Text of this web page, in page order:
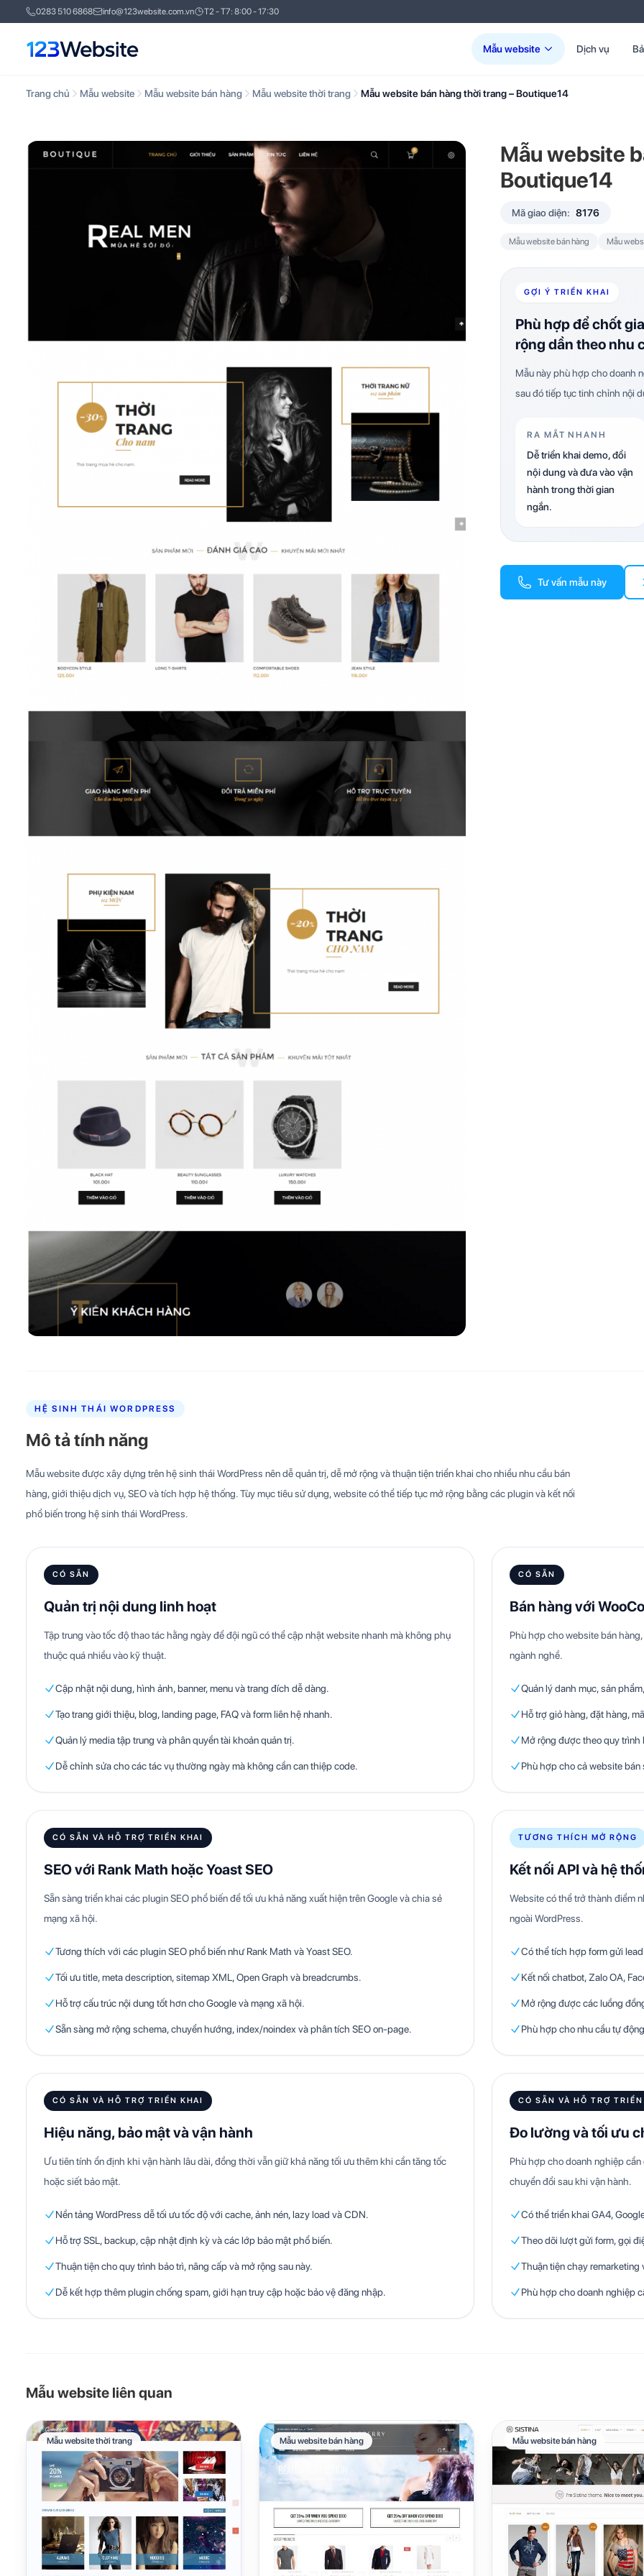
0283 510 6868 info@123website.com.vn T2 - T7: 8:00 - 17:30
Mẫu website Dịch vụ
Trang chủ Mẫu website Mẫu website bán hàng Mẫu website thời trang Mẫu website bán hàng thời trang – Boutique14
Mẫu website
Boutique14
Mã giao diện: 8176
Mẫu website bán hàng Mẫu
GỢI Ý TRIỂN KHAI
Phù hợp để chốt
rộng dần theo nhu
Mẫu này phù hợp cho doanh
sau đó tiếp tục tinh chỉnh nội
RA MẮT NHANH
Dễ triển khai demo, đổi
nội dung và đưa vào vận
hành trong thời gian
ngắn.
Tư vấn mẫu này
HỆ SINH THÁI WORDPRESS
Mô tả tính năng
Mẫu website được xây dựng trên hệ sinh thái WordPress nên dễ quản trị, dễ mở rộng và thuận tiện triển khai cho nhiều nhu cầu bán
hàng, giới thiệu dịch vụ, SEO và tích hợp hệ thống. Tùy mục tiêu sử dụng, website có thể tiếp tục mở rộng bằng các plugin và kết nối
phổ biến trong hệ sinh thái WordPress.
CÓ SẴN
Quản trị nội dung linh hoạt
Tập trung vào tốc độ thao tác hằng ngày để đội ngũ có thể cập nhật website nhanh mà không phụ
thuộc quá nhiều vào kỹ thuật.
Cập nhật nội dung, hình ảnh, banner, menu và trang đích dễ dàng.
Tạo trang giới thiệu, blog, landing page, FAQ và form liên hệ nhanh.
Quản lý media tập trung và phân quyền tài khoản quản trị.
Dễ chỉnh sửa cho các tác vụ thường ngày mà không cần can thiệp code.
CÓ SẴN
Bán hàng với
Phù hợp cho website bán
ngành nghề.
Quản lý danh mục, sản
Hỗ trợ giỏ hàng, đặt hàng,
Mở rộng được theo quy
Phù hợp cho cả website
CÓ SẴN VÀ HỖ TRỢ TRIỂN KHAI
SEO với Rank Math hoặc Yoast SEO
Sẵn sàng triển khai các plugin SEO phổ biến để tối ưu khả năng xuất hiện trên Google và chia sẻ
mạng xã hội.
Tương thích với các plugin SEO phổ biến như Rank Math và Yoast SEO.
Tối ưu title, meta description, sitemap XML, Open Graph và breadcrumbs.
Hỗ trợ cấu trúc nội dung tốt hơn cho Google và mạng xã hội.
Sẵn sàng mở rộng schema, chuyển hướng, index/noindex và phân tích SEO on-page.
TƯƠNG THÍCH MỞ RỘNG
Kết nối API và hệ
Website có thể trở thành điểm
ngoài WordPress.
Có thể tích hợp form gửi
Kết nối chatbot, Zalo OA,
Mở rộng được các luồng
Phù hợp cho nhu cầu tự
CÓ SẴN VÀ HỖ TRỢ TRIỂN KHAI
Hiệu năng, bảo mật và vận hành
Ưu tiên tính ổn định khi vận hành lâu dài, đồng thời vẫn giữ khả năng tối ưu thêm khi cần tăng tốc
hoặc siết bảo mật.
Nền tảng WordPress dễ tối ưu tốc độ với cache, ảnh nén, lazy load và CDN.
Hỗ trợ SSL, backup, cập nhật định kỳ và các lớp bảo mật phổ biến.
Thuận tiện cho quy trình bảo trì, nâng cấp và mở rộng sau này.
Dễ kết hợp thêm plugin chống spam, giới hạn truy cập hoặc bảo vệ đăng nhập.
CÓ SẴN VÀ HỖ TRỢ TRIỂN
Đo lường và tối ưu
Phù hợp cho doanh nghiệp cần
chuyển đổi sau khi vận hành.
Có thể triển khai GA4,
Theo dõi lượt gửi form, gọi
Thuận tiện chạy
Phù hợp cho doanh nghiệp
Mẫu website liên quan
Mẫu website thời trang Mẫu website bán hàng Mẫu website bán hàng